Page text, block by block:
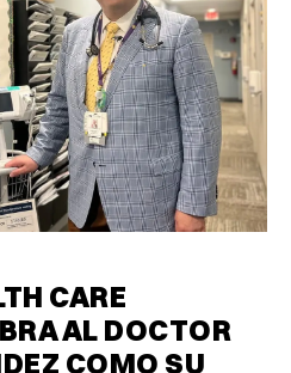
CARE
AL DOCTOR
COMO SU